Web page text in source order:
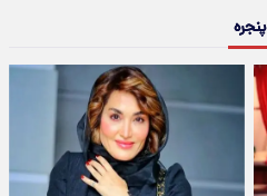
پنجره